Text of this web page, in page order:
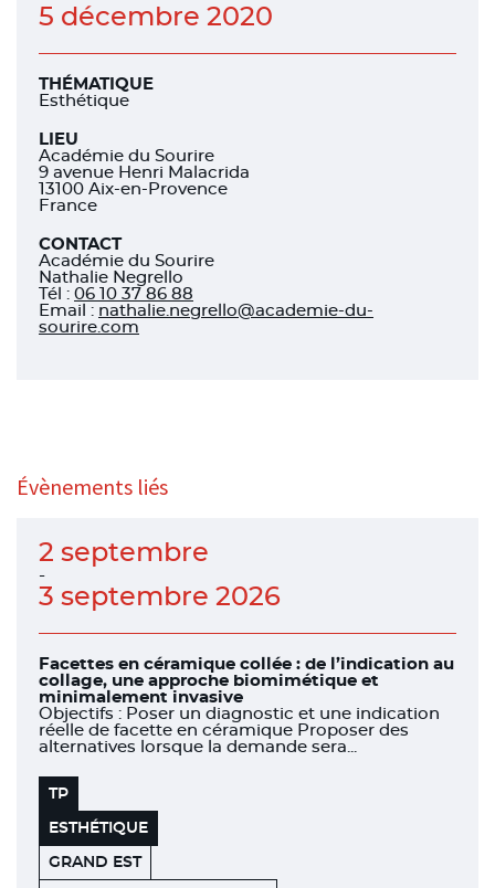
5 décembre 2020
THÉMATIQUE
Esthétique
LIEU
Académie du Sourire
9 avenue Henri Malacrida
13100 Aix-en-Provence
France
CONTACT
Académie du Sourire
Nathalie Negrello
Tél : 06 10 37 86 88
Email : nathalie.negrello@academie-du-
sourire.com
Évènements liés
2 septembre
-
3 septembre 2026
Facettes en céramique collée : de l’indication au
collage, une approche biomimétique et
minimalement invasive
Objectifs : Poser un diagnostic et une indication
réelle de facette en céramique Proposer des
alternatives lorsque la demande sera...
TP
ESTHÉTIQUE
GRAND EST